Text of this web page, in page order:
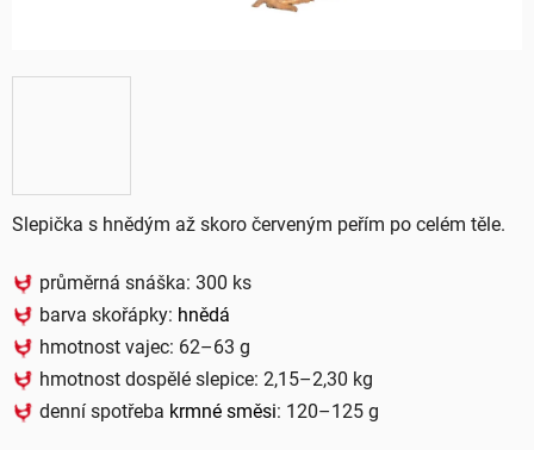
Slepička s hnědým až skoro červeným peřím po celém těle.
průměrná snáška: 300 ks
barva skořápky: hnědá
hmotnost vajec: 62–63 g
hmotnost dospělé slepice: 2,15–2,30 kg
denní spotřeba krmné směsi: 120–125 g